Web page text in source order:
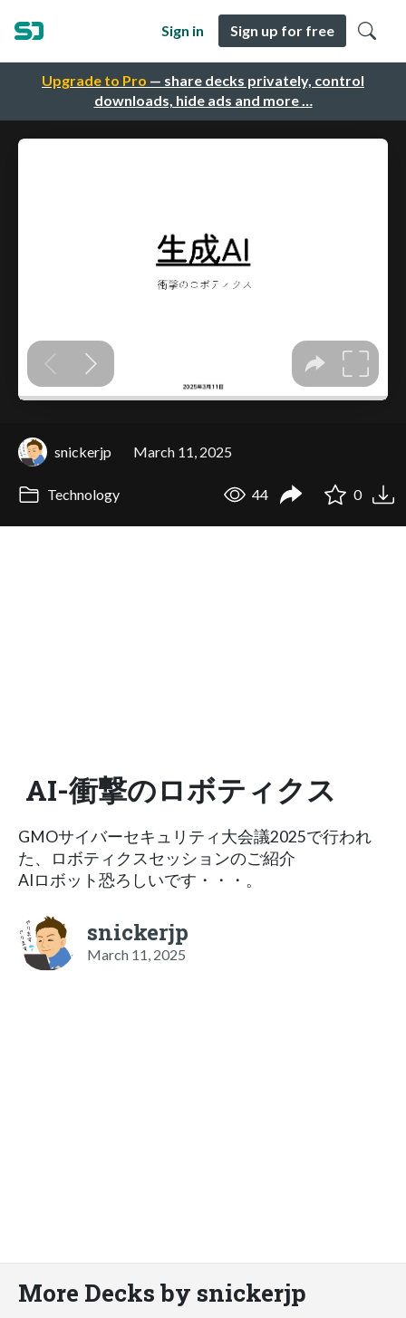
Upgrade to Pro — share decks privately, control
downloads, hide ads and more …
Sign in Sign up for free
snickerjp March 11, 2025
Technology 44 0
AI-衝撃のロボティクス
GMOサイバーセキュリティ大会議2025で行われ
た、ロボティクスセッションのご紹介
AIロボット恐ろしいです・・・。
snickerjp
March 11, 2025
More Decks by snickerjp